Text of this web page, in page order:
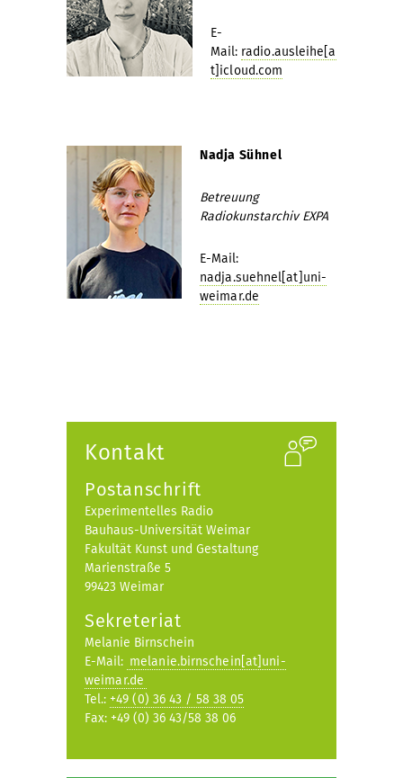
E-
Mail: radio.ausleihe[a
t]icloud.com
Nadja Sühnel
Betreuung
Radiokunstarchiv EXPA
E-Mail:
nadja.suehnel[at]uni-
weimar.de
Kontakt
Postanschrift
Experimentelles Radio
Bauhaus-Universität Weimar
Fakultät Kunst und Gestaltung
Marienstraße 5
99423 Weimar
Sekreteriat
Melanie Birnschein
E-Mail: melanie.birnschein[at]uni-
weimar.de
Tel.: +49 (0) 36 43 / 58 38 05
Fax: +49 (0) 36 43/58 38 06